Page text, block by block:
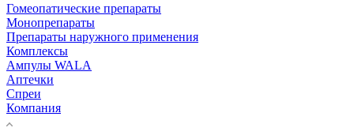
Гомеопатические препараты
Монопрепараты
Препараты наружного применения
Комплексы
Ампулы WALA
Аптечки
Спреи
Компания